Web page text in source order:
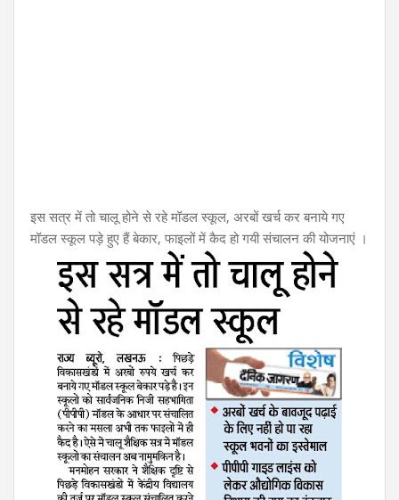
इस सत्र में तो चालू होने से रहे मॉडल स्कूल, अरबों खर्च कर बनाये गए
मॉडल स्कूल पड़े हुए हैं बेकार, फाइलों में कैद हो गयी संचालन की योजनाएं ।